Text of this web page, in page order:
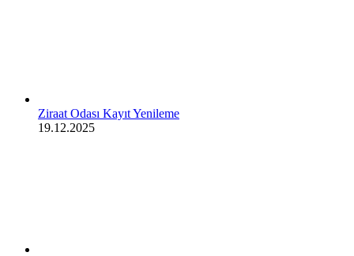
Ziraat Odası Kayıt Yenileme
19.12.2025